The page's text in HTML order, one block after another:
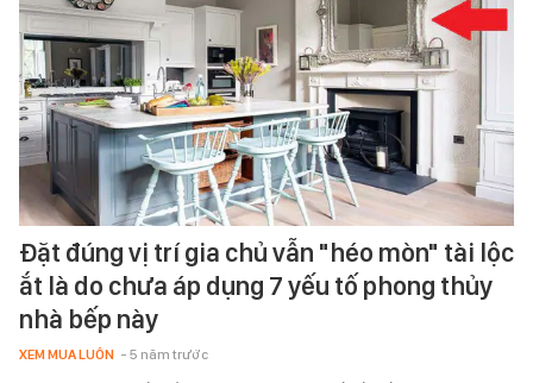
Đặt đúng vị trí gia chủ vẫn "héo mòn" tài lộc
ắt là do chưa áp dụng 7 yếu tố phong thủy
nhà bếp này
XEM MUA LUÔN - 5 năm trước